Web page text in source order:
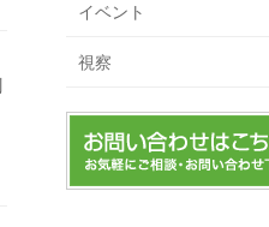
イベント
視察